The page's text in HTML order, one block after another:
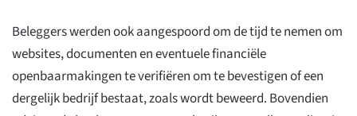
Beleggers werden ook aangespoord om de tijd te nemen om
websites, documenten en eventuele financiële
openbaarmakingen te verifiëren om te bevestigen of een
dergelijk bedrijf bestaat, zoals wordt beweerd. Bovendien